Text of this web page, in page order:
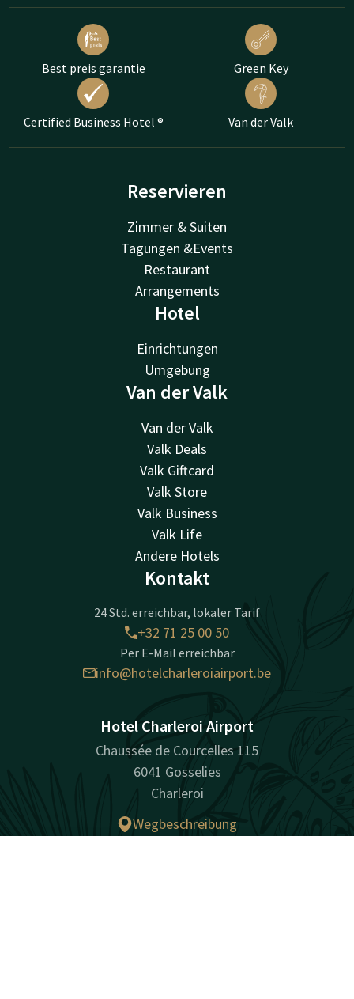
Best preis garantie Green Key
Certified Business Hotel ® Van der Valk
Reservieren
Zimmer & Suiten
Tagungen &Events
Restaurant
Arrangements
Hotel
Einrichtungen
Umgebung
Van der Valk
Van der Valk
Valk Deals
Valk Giftcard
Valk Store
Valk Business
Valk Life
Andere Hotels
Kontakt
24 Std. erreichbar, lokaler Tarif
+32 71 25 00 50
Per E-Mail erreichbar
info@hotelcharleroiairport.be
Hotel Charleroi Airport
Chaussée de Courcelles 115
6041 Gosselies
Charleroi
Wegbeschreibung